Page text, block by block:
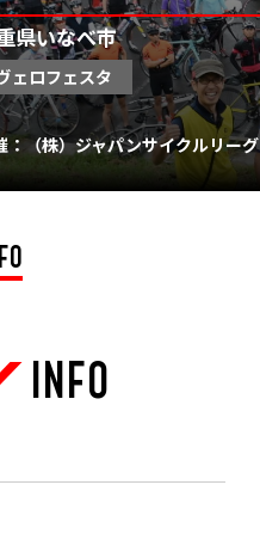
県いなべ市
ェロフェスタ
：（株）ジャパンサイクルリーグ
INFO